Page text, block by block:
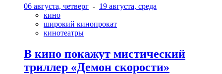
06 августа, четверг - 19 августа, среда
кино
широкий кинопрокат
кинотеатры
В кино покажут мистический
триллер «Демон скорости»